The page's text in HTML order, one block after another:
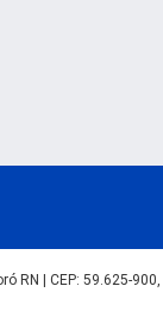
RN | CEP: 59.625-